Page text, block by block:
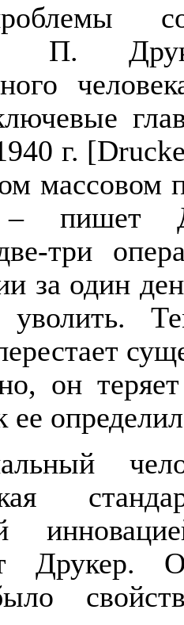
П.
г. [
массовом
пишет
три
за один
уволить.
он
ее
Друкер.